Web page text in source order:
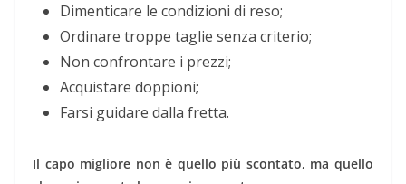
Dimenticare le condizioni di reso;
Ordinare troppe taglie senza criterio;
Non confrontare i prezzi;
Acquistare doppioni;
Farsi guidare dalla fretta.
Il capo migliore non è quello più scontato, ma quello